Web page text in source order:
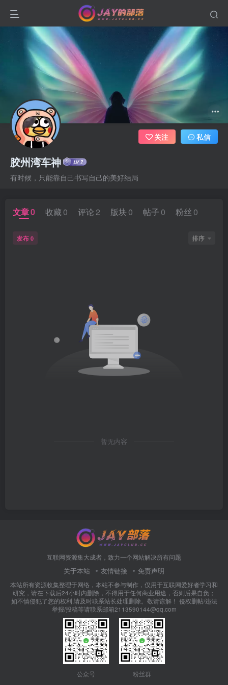
胶州湾车神
有时候，只能靠自己书写自己的美好结局
关注 私信
文章0 收藏 0 评论 2 版块 0 帖子 0 粉丝 0
发布 0 排序
暂无内容
互联网资源集大成者，致力一个网站解决所有问题
关于本站 友情链接 免责声明
本站所有资源收集整理于网络，本站不参与制作，仅用于互联网爱好者学习和
研究，请在下载后24小时内删除，不得用于任何商业用途，否则后果自负；
如不慎侵犯了您的权利,请及时联系站长处理删除。敬请谅解！ 侵权删帖/违法
举报/投稿等请联系邮箱2113590144@qq.com
公众号 粉丝群